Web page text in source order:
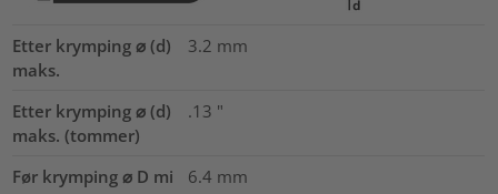
Etter krymping ⌀ (d)
maks.
3.2 mm
Etter krymping ⌀ (d)
maks. (tommer)
.13 "
Før krymping ⌀ D mi
6.4 mm